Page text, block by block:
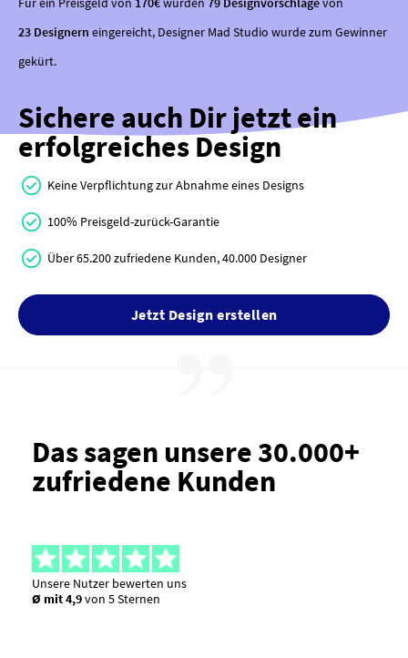
23 Designern eingereicht, Designer Mad Studio wurde zum Gewinner
gekürt.
Sichere auch Dir jetzt ein
erfolgreiches Design
Keine Verpflichtung zur Abnahme eines Designs
100% Preisgeld-zurück-Garantie
Über 65.200 zufriedene Kunden, 40.000 Designer
Jetzt Design erstellen
Das sagen unsere 30.000+
zufriedene Kunden
Unsere Nutzer bewerten uns
Ø mit 4,9von 5 Sternen